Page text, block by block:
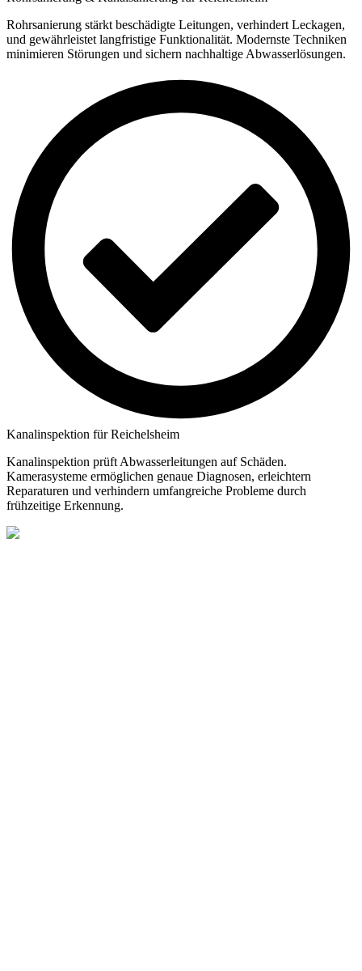
Rohrsanierung stärkt beschädigte Leitungen, verhindert Leckagen,
und gewährleistet langfristige Funktionalität. Modernste Techniken
minimieren Störungen und sichern nachhaltige Abwasserlösungen.
Kanalinspektion für Reichelsheim
Kanalinspektion prüft Abwasserleitungen auf Schäden.
Kamerasysteme ermöglichen genaue Diagnosen, erleichtern
Reparaturen und verhindern umfangreiche Probleme durch
frühzeitige Erkennung.